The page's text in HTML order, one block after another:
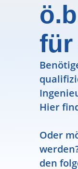
für
Hier
Oder
den